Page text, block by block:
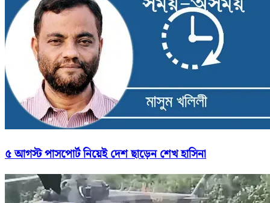
৫ আগস্ট পাসপোর্ট নিয়েই দেশ ছাড়েন শেখ হাসিনা